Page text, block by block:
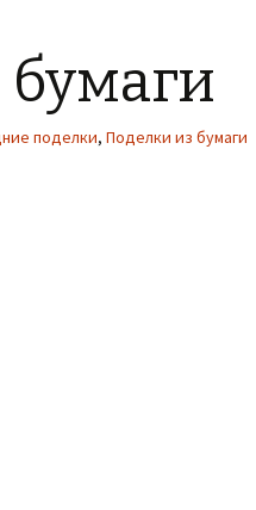
бумаги
поделки, Поделки из бумаги